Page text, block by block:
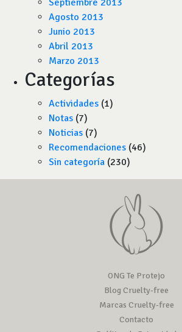
Septiembre 2013
Agosto 2013
Junio 2013
Abril 2013
Marzo 2013
Categorías
Actividades (1)
Notas (7)
Noticias (7)
Recomendaciones (46)
Sin categoría (230)
ONG Te Protejo
Blog Cruelty-free
Marcas Cruelty-free
Contacto